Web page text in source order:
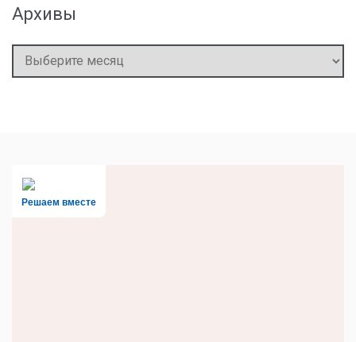
Архивы
Архивы
Решаем вместе